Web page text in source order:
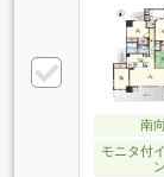
南
モニタ付
ン